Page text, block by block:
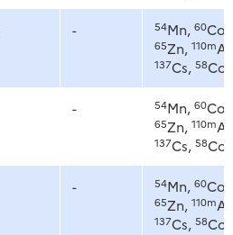
- 54Mn, 60Co,
65Zn, 110m
137Cs, 58Co
- 54Mn, 60Co,
65Zn, 110m
137Cs, 58Co
- 54Mn, 60Co,
65Zn, 110m
137Cs, 58Co